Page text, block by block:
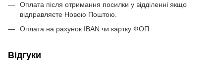
Оплата після отримання посилки у відділенні якщо
відправляєте Новою Поштою.
Оплата на рахунок IBAN чи картку ФОП.
Відгуки